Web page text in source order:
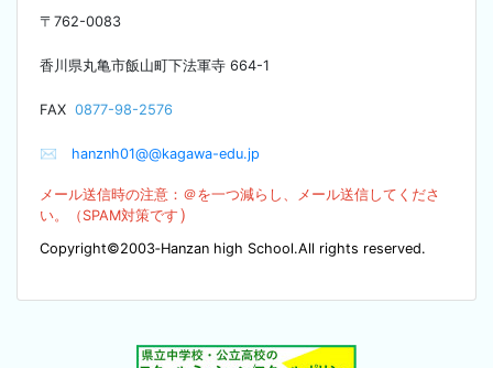
〒 762-0083
香川県丸亀市飯山町下法軍寺 664-1
FAX 0877-98-2576
✉ hanznh01@@kagawa-edu.jp
メール送信時の注意：＠を一つ減らし、メール送信してくださ
い。（SPAM対策です ）
Copyright©2003‐Hanzan high School.All rights reserved.